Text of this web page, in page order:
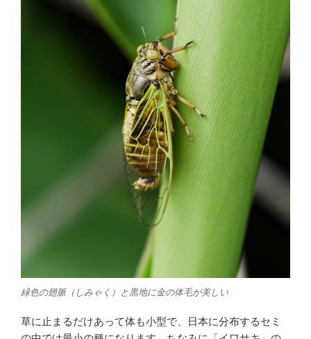
緑色の翅脈（しみゃく）と黒地に金の体毛が美しい
草に止まるだけあって体も小型で、日本に分布するセミ